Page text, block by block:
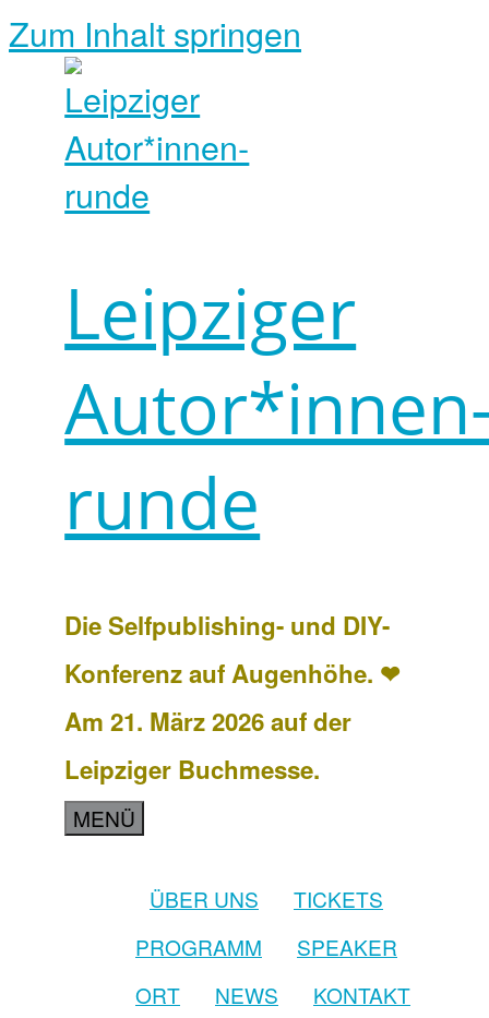
Zum Inhalt springen
Leipziger
runde
Die Selfpublishing- und DIY-
Konferenz auf Augenhöhe. ❤
Am 21. März 2026 auf der
Leipziger Buchmesse.
MENÜ
ÜBER UNS
TICKETS
PROGRAMM
SPEAKER
ORT
NEWS
KONTAKT